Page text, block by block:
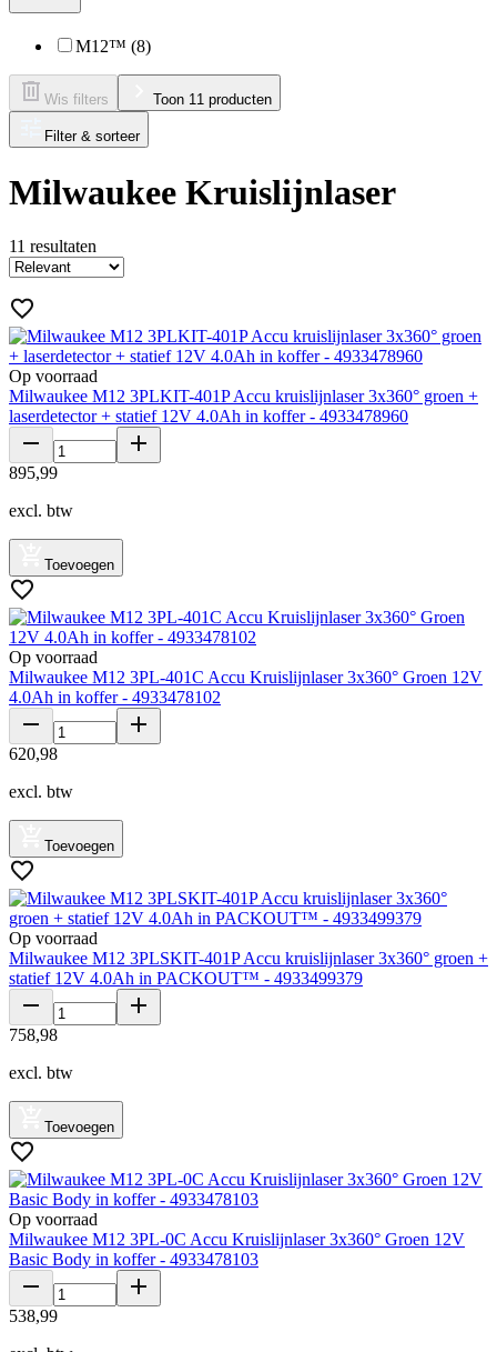
M12™ (8)
Wis filters Toon 11 producten
Filter & sorteer
Milwaukee Kruislijnlaser
11 resultaten
Op voorraad
Milwaukee M12 3PLKIT-401P Accu kruislijnlaser 3x360° groen +
laserdetector + statief 12V 4.0Ah in koffer - 4933478960
895,99
excl. btw
Toevoegen
Op voorraad
Milwaukee M12 3PL-401C Accu Kruislijnlaser 3x360° Groen 12V
4.0Ah in koffer - 4933478102
620,98
excl. btw
Toevoegen
Op voorraad
Milwaukee M12 3PLSKIT-401P Accu kruislijnlaser 3x360° groen +
statief 12V 4.0Ah in PACKOUT™ - 4933499379
758,98
excl. btw
Toevoegen
Op voorraad
Milwaukee M12 3PL-0C Accu Kruislijnlaser 3x360° Groen 12V
Basic Body in koffer - 4933478103
538,99